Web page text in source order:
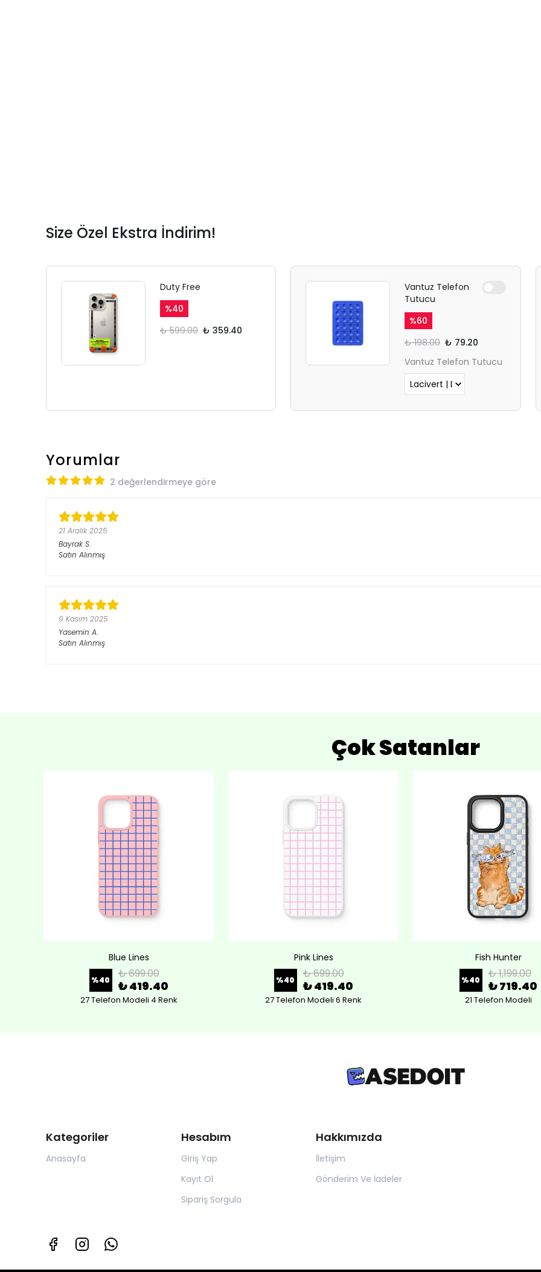
Size Özel Ekstra İndirim!
Duty Free
%40
₺ 599.00 ₺ 359.40
Vantuz Telefon
Tutucu
%60
₺ 198.00 ₺ 79.20
Vantuz Telefon Tutucu
Yorumlar
2 değerlendirmeye göre
21 Aralık 2025
Bayrak S.
Satın Alınmış
9 Kasım 2025
Yasemin A.
Satın Alınmış
Çok Satanlar
Blue Lines
%40 ₺ 699.00
₺ 419.40
27 Telefon Modeli 4 Renk
Pink Lines
%40 ₺ 699.00
₺ 419.40
27 Telefon Modeli 6 Renk
Fish Hunter
%40 ₺ 1,199.00
₺ 719.40
21 Telefon Modeli
Kategoriler
Anasayfa
Hesabım
Giriş Yap
Kayıt Ol
Sipariş Sorgula
Hakkımızda
İletişim
Gönderim Ve İadeler